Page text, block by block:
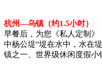
杭州—乌镇（约1.5小时）
早餐后，为您《私人定制》
中杨公堤“堤在水中，水在
镇之一、世界级休闲度假小